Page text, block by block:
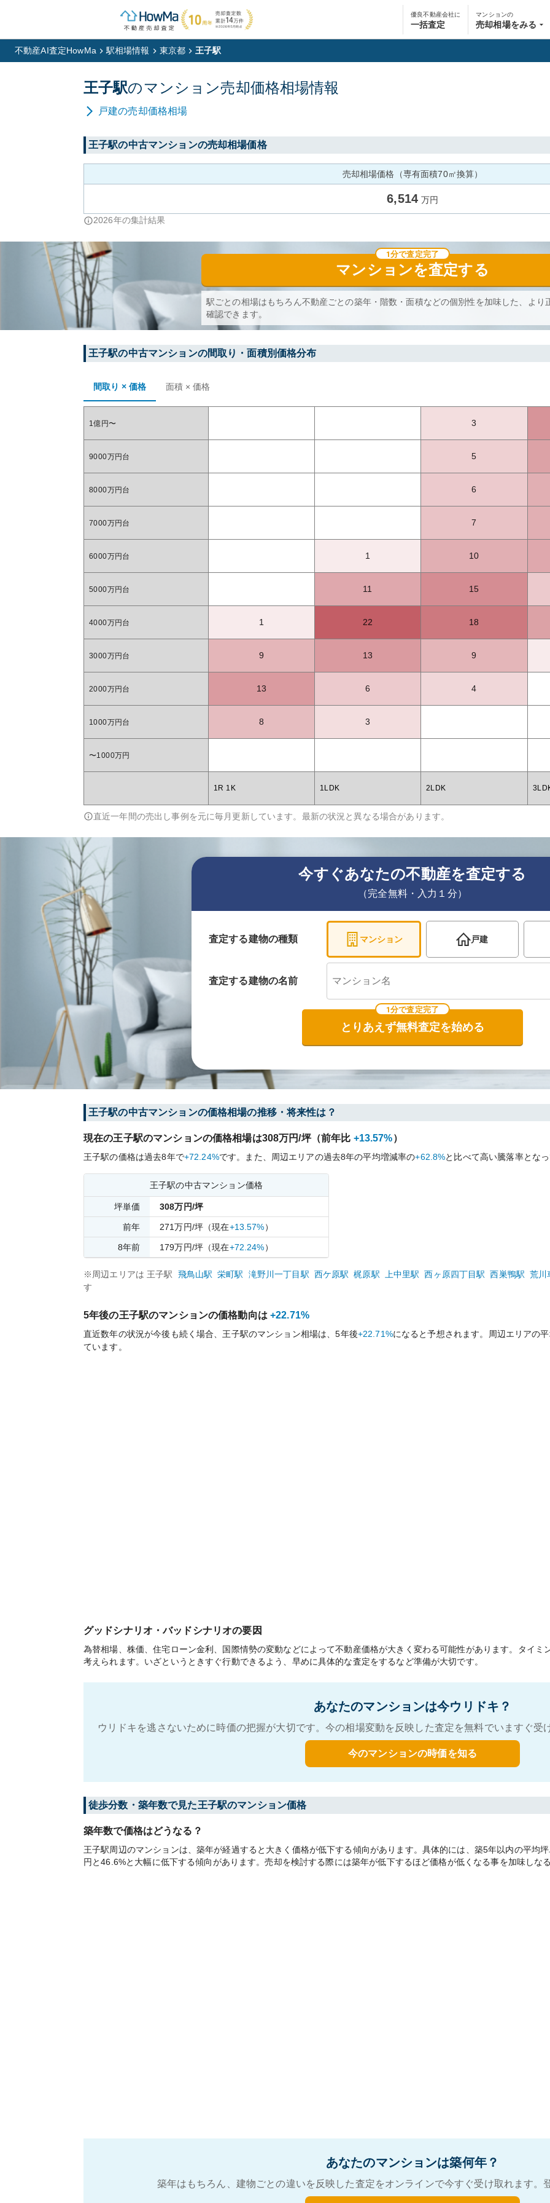
優良不動産会社に
一括査定
マンションの
売却相場をみる
不動産AI査定HowMa 駅相場情報 東京都 王子駅
王子駅のマンション売却価格相場情報
戸建の売却価格相場
王子駅の中古マンションの売却相場価格
売却相場価格（専有面積70㎡換算）
6,514 万円
2026年の集計結果
マンションを査定する
1分で査定完了
駅ごとの相場はもちろん不動産ごとの築年・階数・面積などの個別性を加味した、より
確認できます。
王子駅の中古マンションの間取り・面積別価格分布
間取り × 価格 面積 × 価格
1億円〜 3
9000万円台 5
8000万円台 6
7000万円台 7
6000万円台 1 10
5000万円台 11 15
4000万円台 1 22 18
3000万円台 9 13 9
2000万円台 13 6 4
1000万円台 8 3
〜1000万円
1R 1K 1LDK 2LDK
直近一年間の売出し事例を元に毎月更新しています。最新の状況と異なる場合があります。
今すぐあなたの不動産を査定する
（完全無料・入力１分）
査定する建物の種類 マンション 戸建
査定する建物の名前
1分で査定完了
とりあえず無料査定を始める
王子駅の中古マンションの価格相場の推移・将来性は？
現在の王子駅のマンションの価格相場は308万円/坪（前年比 +13.57%）
王子駅の価格は過去8年で+72.24%です。 また、周辺エリアの過去8年の平均増減率の+62.8%と比べて高い騰落率とな
王子駅の中古マンション価格
坪単価 308万円/坪
前年 271万円/坪 （現在+13.57%）
8年前 179万円/坪 （現在+72.24%）
※周辺エリアは 王子駅 飛鳥山駅 栄町駅 滝野川一丁目 駅 西ケ原駅 梶原駅 上中里駅 西ヶ原四丁目駅 西巣鴨駅 荒川
す
5年後の王子駅のマンションの価格動向は +22.71%
直近数年の状況が今後も続く場合、 王子駅のマンション相場は、5年後+22.71%になると予想されます。周辺エリアの
ています。
グッドシナリオ・バッドシナリオの要因
為替相場、株価、住宅ローン金利、国際情勢の変動などによって不動産価格が大きく変わる可能性があります。タイミ
考えられます。いざというときすぐ行動できるよう、早めに具体的な査定をするなど準備が大切です。
あなたのマンションは今ウリドキ？
ウリドキを逃さないために時価の把握が大切です。今の相場変動を反映した査定を無料でいますぐ
今のマンションの時価を知る
徒歩分数・築年数で見た王子駅のマンション価格
築年数で価格はどうなる？
王子駅周辺のマンションは、築年が経過すると大きく価格が低下する傾向があります。具体的には、築5年以内の平均
円と46.6%と大幅に低下する傾向があります。売却を検討する際には築年が低下するほど価格が低くなる事を加味しな
あなたのマンションは築何年？
築年はもちろん、建物ごとの違いを反映した査定をオンラインで今すぐ受け取れます。